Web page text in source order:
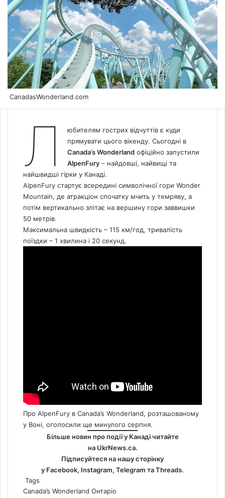
CanadasWonderland.com
Л
юбителям гострих відчуттів є куди
прямувати цього вікенду. Сьогодні в
Canada’s Wonderlandофіційно запустили
AlpenFury– найдовші, найвищі та
найшвидші гірки у Канаді.
AlpenFury стартує всередині символічної гори Wonder
Mountain, де атракціон спочатку мчить у темряву, а
потім вертикально злітає на вершину гори заввишки
50 метрів.
Максимальна швидкість – 115 км/год, тривалість
поїздки – 1 хвилина і 20 секунд.
Про AlpenFury в Canada’s Wonderland, розташованому
у Воні, оголосили ще минулого серпня.
Більше новин про події у Канаді читайте
на UkrNews.ca.
Підписуйтеся на нашу сторінку
у Facebook, Instagram, Telegram таThreads.
Tags
Canada’s Wonderland Онтаріо